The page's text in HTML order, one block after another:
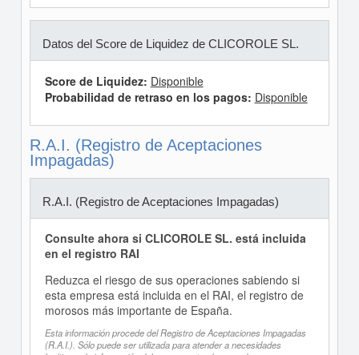
Datos del Score de Liquidez de CLICOROLE SL.
Score de Liquidez: Disponible
Probabilidad de retraso en los pagos: Disponible
R.A.I. (Registro de Aceptaciones
Impagadas)
R.A.I. (Registro de Aceptaciones Impagadas)
Consulte ahora si CLICOROLE SL. está incluida
en el registro RAI
Reduzca el riesgo de sus operaciones sabiendo si
esta empresa está incluida en el RAI, el registro de
morosos más importante de España.
Esta información procede del Registro de Aceptaciones Impagadas
(R.A.I.). Sólo puede ser utilizada para atender a necesidades